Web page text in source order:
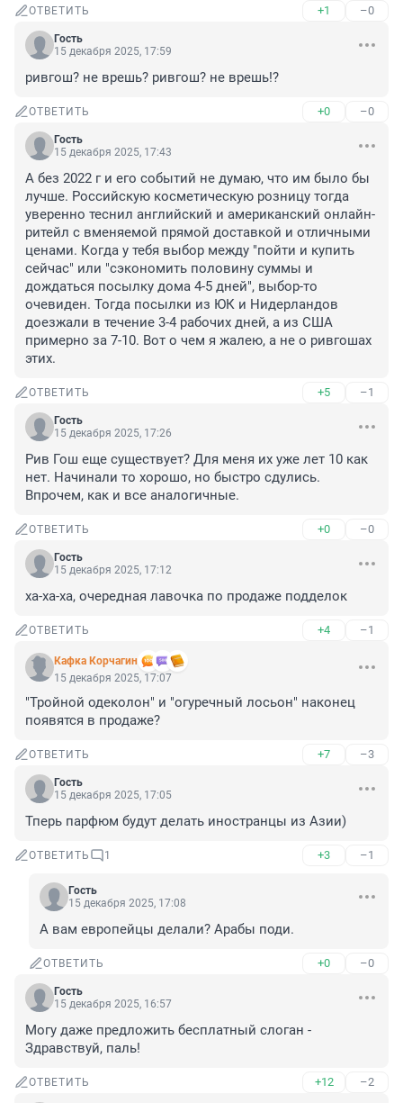
ОТВЕТИТЬ +1 –0
Гость
15 декабря 2025, 17:59
ривгош? не врешь? ривгош? не врешь!?
ОТВЕТИТЬ +0 –0
Гость
15 декабря 2025, 17:43
А без 2022 г и его событий не думаю, что им было бы
лучше. Российскую косметическую розницу тогда
уверенно теснил английский и американский онлайн-
ритейл с вменяемой прямой доставкой и отличными
ценами. Когда у тебя выбор между "пойти и купить
сейчас" или "сэкономить половину суммы и
дождаться посылку дома 4-5 дней", выбор-то
очевиден. Тогда посылки из ЮК и Нидерландов
доезжали в течение 3-4 рабочих дней, а из США
примерно за 7-10. Вот о чем я жалею, а не о ривгошах
этих.
ОТВЕТИТЬ +5 –1
Гость
15 декабря 2025, 17:26
Рив Гош еще существует? Для меня их уже лет 10 как
нет. Начинали то хорошо, но быстро сдулись.
Впрочем, как и все аналогичные.
ОТВЕТИТЬ +0 –0
Гость
15 декабря 2025, 17:12
ха-ха-ха, очередная лавочка по продаже подделок
ОТВЕТИТЬ +4 –1
Кафка Корчагин
15 декабря 2025, 17:07
"Тройной одеколон" и "огуречный лосьон" наконец
появятся в продаже?
ОТВЕТИТЬ +7 –3
Гость
15 декабря 2025, 17:05
Тперь парфюм будут делать иностранцы из Азии)
ОТВЕТИТЬ 1 +3 –1
Гость
15 декабря 2025, 17:08
А вам европейцы делали? Арабы поди.
ОТВЕТИТЬ +0 –0
Гость
15 декабря 2025, 16:57
Могу даже предложить бесплатный слоган -
Здравствуй, паль!
ОТВЕТИТЬ +12 –2